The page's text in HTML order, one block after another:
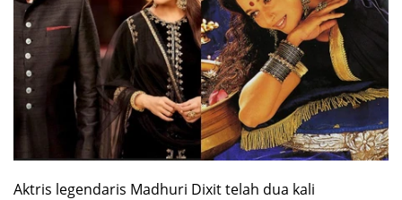
Aktris legendaris Madhuri Dixit telah dua kali